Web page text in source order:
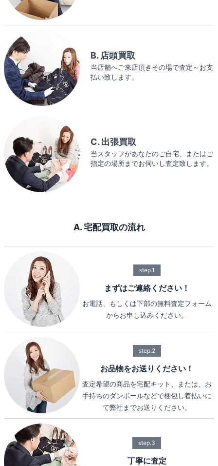
B. 店頭買取
当店舗へご来店頂きその場で査定～お支
払い致します。
C. 出張買取
当スタッフがあなたのご自宅、またはご
指定の場所までお伺いし査定致します。
A. 宅配買取の流れ
step.1
まずはご連絡ください！
お電話、もしくは下部の無料査定フォーム
からお申し込みください。
step.2
お品物をお送りください！
査定希望の商品を宅配キット、または、お
手持ちのダンボールなどで梱包し着払いに
て弊社までお送りください。
step.3
丁寧に査定